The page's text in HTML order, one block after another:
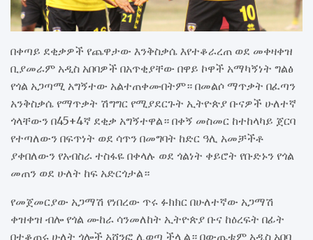
በቀጣይ ደቂቃዎች የጨዋታው እንቅስቃሴ እየተቆራረጠ ወደ መቀዛቀዝ
ቢያመራም አዲስ አበባዎች በአጥቂያቸው በዋይ ኮዋች አማካኝነት ግልፅ
የጎል አጋጣሚ አግኝተው አልተጠቀሙበትም። በመልሶ ማጥቃት በፈጣን
አንቅስቃሴ የማጥቃት ሽግግር የሚያደርጉት ኢትዮጵያ ቡናዎች ሁለተኛ
ጎላቸውን በ45+4ኛ ደቂቃ አግኝተዋል። በቀኝ መስመር ከተከላካይ ጀርባ
የተጣለውን በፍጥነት ወደ ሳጥን በመግባት ከድር ዓሊ አመቻችቶ
ያቀበለውን የአብስራ ተስፋዬ በቀላሉ ወደ ጎልነት ቀይሮት የቡድኑን የጎል
መጠን ወደ ሁለት ከፍ አድርጎታል።
የመጀመርያው አጋማሽ የነበረው ጥሩ ፉክክር በሁለተኛው አጋማሽ
ቀዝቀዝ ብሎ የጎል ሙከራ ሳንመለከት ኢትዮጵያ ቡና ከዕረፍት በፊት
በተቆጠሩ ሁለት ጎሎች አሸንፎ ሊወጣ ችሏል። በውጤቱም አዲስ አበባ